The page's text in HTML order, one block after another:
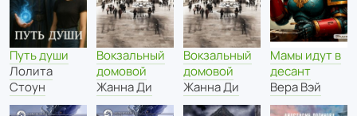
Путь души
Лолита
Стоун
Вокзальный
домовой
Жанна Ди
Вокзальный
домовой
Жанна Ди
Мамы идут в
десант
Вера Вэй